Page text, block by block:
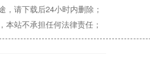
请下载后24小时内删除；
站不承担任何法律责任；